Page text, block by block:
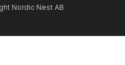
Nordic Nest AB